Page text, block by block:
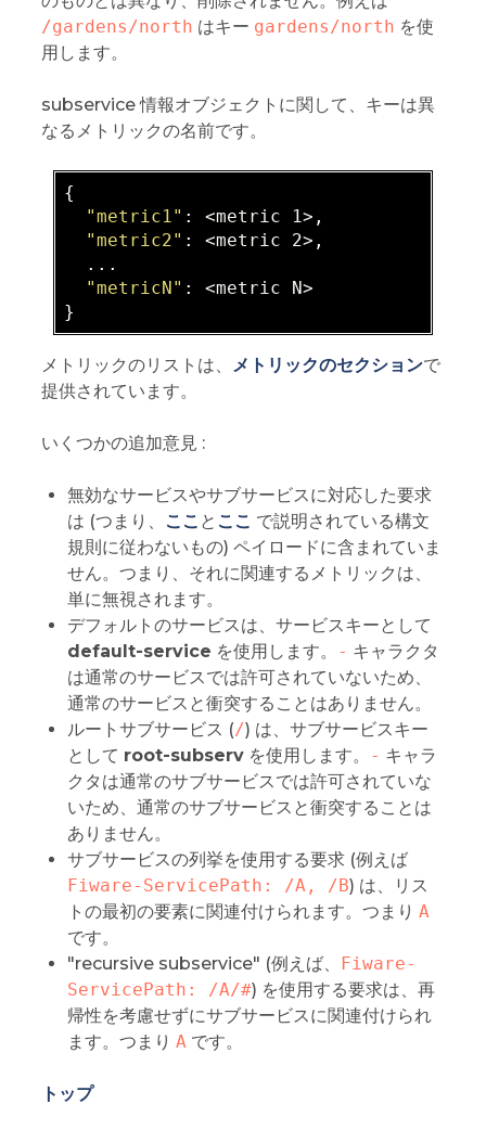
/gardens/north はキー gardens/north を使
用します。
subservice 情報オブジェクトに関して、キーは異
なるメトリックの名前です。
{
"metric1" : <metric 1> ,
"metric2" : <metric 2> ,
  ...
"metricN" : <metric N>
メトリックのリストは、 メトリックのセクションで
提供されています。
いくつかの追加意見 :
無効なサービスやサブサービスに対応した要求
は (つまり、
ここ と ここ で説明されている構文
規則に従わないもの) ペイロードに含まれていま
せん。つまり、それに関連するメトリックは、
単に無視されます。
デフォルトのサービスは、サービスキーとして
default-service を使用します。 - キャラクタ
は通常のサービスでは許可されていないため、
通常のサービスと衝突することはありません。
ルートサブサービス (/) は、サブサービスキー
として root-subservを使用します。 - キャラ
クタは通常のサブサービスでは許可されていな
いため、通常のサブサービスと衝突することは
ありません。
サブサービスの列挙を使用する要求 (例えば
Fiware-ServicePath: /A, /B) は、リス
トの最初の要素に関連付けられます。つまり A
です。
"recursive subservice" (例えば、 Fiware-
ServicePath: /A/#) を使用する要求は、再
帰性を考慮せずにサブサービスに関連付けられ
ます。つまり Aです。
トップ